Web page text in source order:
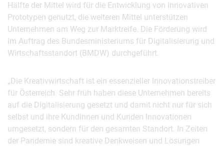
Hälfte der Mittel wird für die Entwicklung von innovativen
Prototypen genutzt, die weiteren Mittel unterstützen
Unternehmen am Weg zur Marktreife. Die Förderung wird
im Auftrag des Bundesministeriums für Digitalisierung und
Wirtschaftsstandort (BMDW) durchgeführt.
„Die Kreativwirtschaft ist ein essenzieller Innovationstreiber
für Österreich. Sehr früh haben diese Unternehmen bereits
auf die Digitalisierung gesetzt und damit nicht nur für sich
selbst und ihre Kundinnen und Kunden Innovationen
umgesetzt, sondern für den gesamten Standort. In Zeiten
der Pandemie sind kreative Denkweisen und Lösungen